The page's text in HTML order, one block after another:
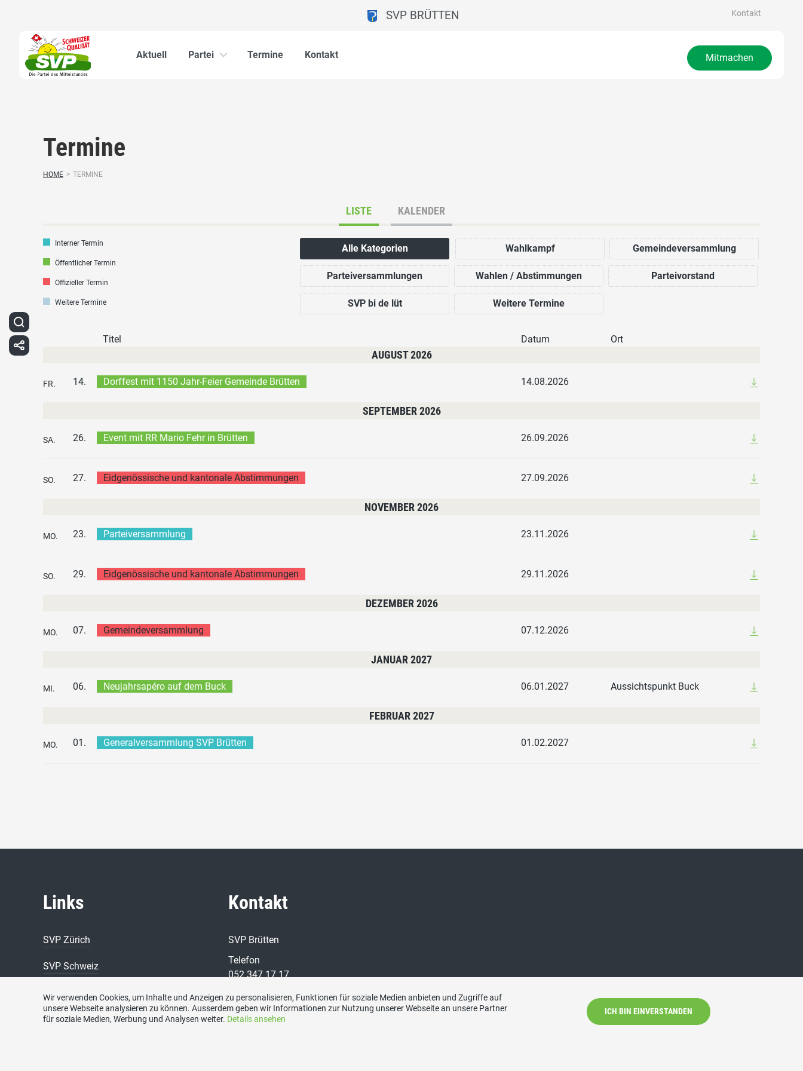
Kontakt
SVP BRÜTTEN
Aktuell Partei Termine Kontakt Mitmachen
Termine
HOME > TERMINE
LISTE KALENDER
Interner Termin
Öffentlicher Termin
Offizieller Termin
Weitere Termine
Alle Kategorien Wahlkampf Gemeindeversammlung
Parteiversammlungen Wahlen / Abstimmungen Parteivorstand
SVP bi de lüt Weitere Termine
Titel Datum Ort
AUGUST 2026
FR. 14. Dorffest mit 1150 Jahr-Feier Gemeinde Brütten 14.08.2026
SEPTEMBER 2026
SA. 26. Event mit RR Mario Fehr in Brütten 26.09.2026
SO. 27. Eidgenössische und kantonale Abstimmungen 27.09.2026
NOVEMBER 2026
MO. 23. Parteiversammlung 23.11.2026
SO. 29. Eidgenössische und kantonale Abstimmungen 29.11.2026
DEZEMBER 2026
MO. 07. Gemeindeversammlung 07.12.2026
JANUAR 2027
MI. 06. Neujahrsapéro auf dem Buck 06.01.2027 Aussichtspunkt Buck
FEBRUAR 2027
MO. 01. Generalversammlung SVP Brütten 01.02.2027
Links
SVP Zürich
SVP Schweiz
Gemeinde Brütten
Kontakt
SVP Brütten
Telefon
052 347 17 17
E-Mail
info@svp-bruetten.ch
Wir verwenden Cookies, um Inhalte und Anzeigen zu personalisieren, Funktionen für soziale Medien anbieten und Zugriffe auf
unsere Webseite analysieren zu können. Ausserdem geben wir Informationen zur Nutzung unserer Webseite an unsere Partner
für soziale Medien, Werbung und Analysen weiter. Details ansehen
ICH BIN EINVERSTANDEN